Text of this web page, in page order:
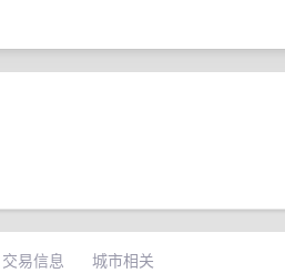
交易信息 城市相关